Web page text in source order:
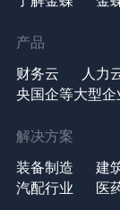
产品
财务云 人力
央国企等大型企
解决方案
装备制造 建
汽配行业
医